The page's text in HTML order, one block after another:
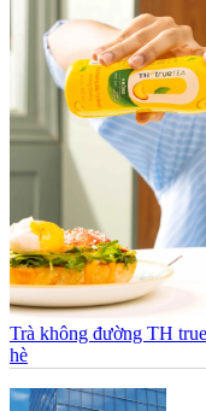
Trà không đường TH
hè